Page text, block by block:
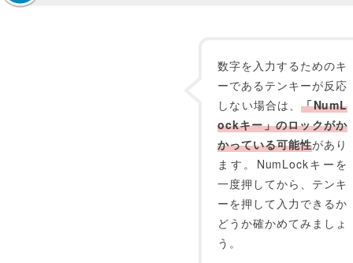
数字を入力するためのキ
ーであるテンキーが反応
しない場合は、「NumL
ockキー」のロックがか
かっている可能性があり
ます。NumLockキーを
一度押してから、テンキ
ーを押して入力できるか
どうか確かめてみましょ
う。